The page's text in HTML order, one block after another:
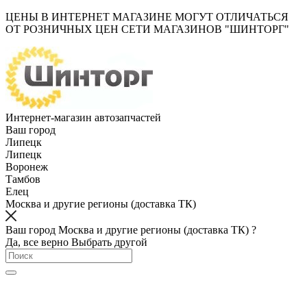
ЦЕНЫ В ИНТЕРНЕТ МАГАЗИНЕ МОГУТ ОТЛИЧАТЬСЯ
ОТ РОЗНИЧНЫХ ЦЕН СЕТИ МАГАЗИНОВ "ШИНТОРГ"
Интернет-магазин автозапчастей
Ваш город
Липецк
Липецк
Воронеж
Тамбов
Елец
Москва и другие регионы (доставка ТК)
Ваш город Москва и другие регионы (доставка ТК) ?
Да, все верно Выбрать другой